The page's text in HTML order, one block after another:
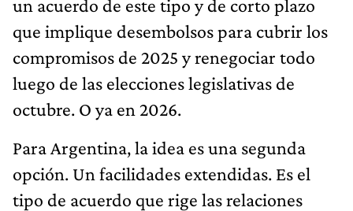
un acuerdo de este tipo y de corto plazo
que implique desembolsos para cubrir los
compromisos de 2025 y renegociar todo
luego de las elecciones legislativas de
octubre. O ya en 2026.
Para Argentina, la idea es una segunda
opción. Un facilidades extendidas. Es el
tipo de acuerdo que rige las relaciones